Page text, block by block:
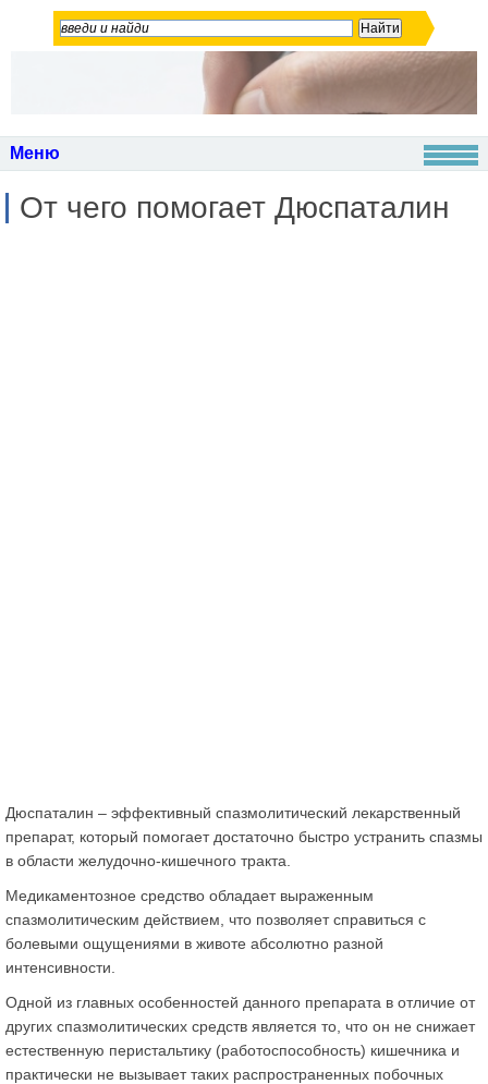
Меню
От чего помогает Дюспаталин
Дюспаталин – эффективный спазмолитический лекарственный
препарат, который помогает достаточно быстро устранить спазмы
в области желудочно-кишечного тракта.
Медикаментозное средство обладает выраженным
спазмолитическим действием, что позволяет справиться с
болевыми ощущениями в животе абсолютно разной
интенсивности.
Одной из главных особенностей данного препарата в отличие от
других спазмолитических средств является то, что он не снижает
естественную перистальтику (работоспособность) кишечника и
практически не вызывает таких распространенных побочных